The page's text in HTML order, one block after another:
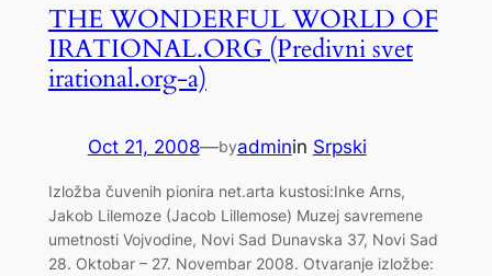
THE WONDERFUL WORLD OF
IRATIONAL.ORG (Predivni svet
irational.org-a)
Oct 21, 2008—byadminin Srpski
Izložba čuvenih pionira net.arta kustosi:Inke Arns,
Jakob Lilemoze (Jacob Lillemose) Muzej savremene
umetnosti Vojvodine, Novi Sad Dunavska 37, Novi Sad
28. Oktobar – 27. Novembar 2008. Otvaranje izložbe: